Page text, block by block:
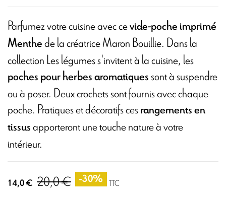
Parfumez votre cuisine avec cevide-poche imprimé
Menthede la créatrice Maron Bouillie. Dans la
collection Les légumes s'invitent à la cuisine, les
poches pour herbes aromatiquessont à suspendre
ou à poser. Deux crochets sont fournis avec chaque
poche. Pratiques et décoratifs cesrangements en
tissusapporteront une touche nature à votre
intérieur.
14,0 € 20,0 € -30% TTC